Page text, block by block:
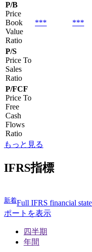
P/B
Price
Book
Value
Ratio
*** ***
P/S
Price To
Sales
Ratio
P/FCF
Price To
Free
Cash
Flows
Ratio
もっと見る
IFRS指標
新着Full IFRS financial
ポートを表示
四半期
年間